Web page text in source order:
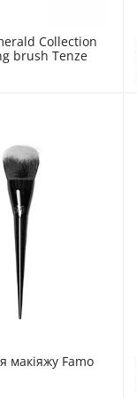
Collection
brush Tenze
макіяжу Famo